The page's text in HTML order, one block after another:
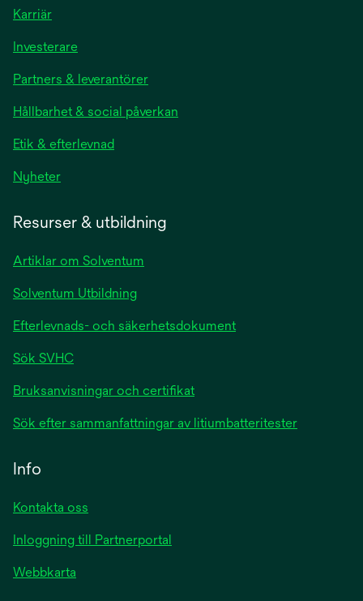
Karriär
Investerare
Partners & leverantörer
Hållbarhet & social påverkan
Etik & efterlevnad
Nyheter
Resurser & utbildning
Artiklar om Solventum
Solventum Utbildning
Efterlevnads- och säkerhetsdokument
Sök SVHC
Bruksanvisningar och certifikat
Sök efter sammanfattningar av litiumbatteritester
Info
Kontakta oss
Inloggning till Partnerportal
Webbkarta